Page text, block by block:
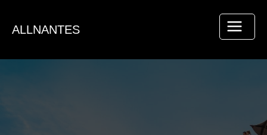
contenu
ALLNANTES